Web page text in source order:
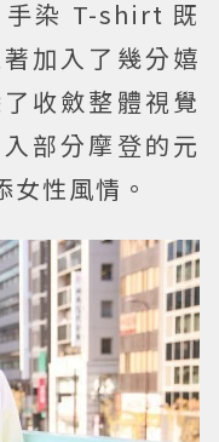
手染 T-shirt 既
加入了幾分嬉
收斂整體視覺
部分摩登的元
性風情。